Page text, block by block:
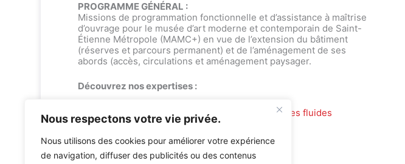
Nous respectons votre vie privée.
Nous utilisons des cookies pour améliorer votre expérience
de navigation, diffuser des publicités ou des contenus
PROGRAMME GÉNÉRAL :
Missions de programmation fonctionnelle et d’assistance à maîtrise
d’ouvrage pour le musée d’art moderne et contemporain de Saint-
Étienne Métropole (MAMC+) en vue de l’extension du bâtiment
(réserves et parcours permanent) et de l’aménagement de ses
abords (accès, circulations et aménagement paysager.
Découvrez nos expertises :
Bureau d’études environnement Bureau d’études fluides